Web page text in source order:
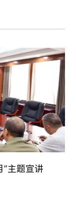
”主题宣讲